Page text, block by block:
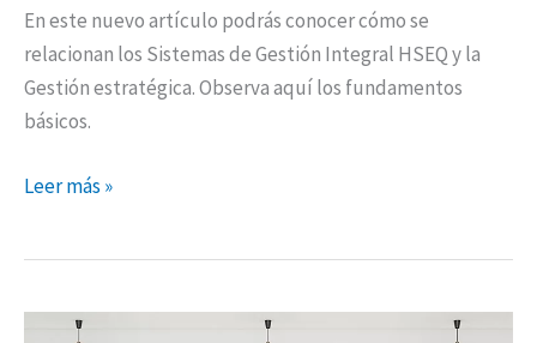
En este nuevo artículo podrás conocer cómo se
relacionan los Sistemas de Gestión Integral HSEQ y la
Gestión estratégica. Observa aquí los fundamentos
básicos.
Leer más »
Gestión